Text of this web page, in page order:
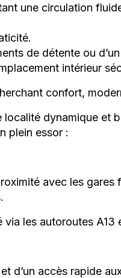
une circulation
de détente ou
intérieur
confort,
dynamique et
plein essor :
avec les
les autoroutes A13
d’un accès rapide